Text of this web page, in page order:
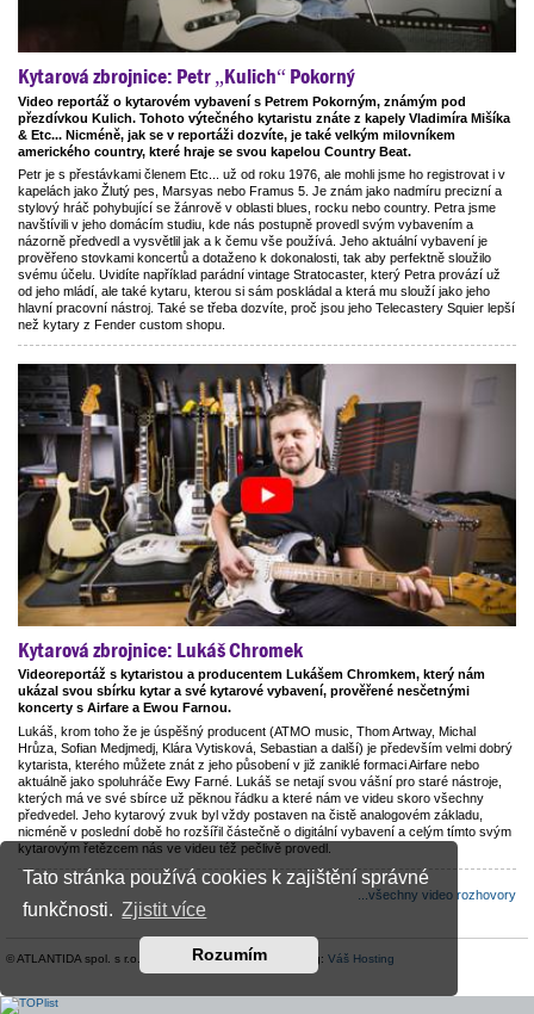
Tato stránka používá cookies k zajištění správné
funkčnosti. Zjistit více
Rozumím
Kytarová zbrojnice: Petr „Kulich“ Pokorný
Video reportáž o kytarovém vybavení s Petrem Pokorným, známým pod
přezdívkou Kulich. Tohoto výtečného kytaristu znáte z kapely Vladimíra Mišíka
& Etc... Nicméně, jak se v reportáži dozvíte, je také velkým milovníkem
amerického country, které hraje se svou kapelou Country Beat.
Petr je s přestávkami členem Etc... už od roku 1976, ale mohli jsme ho registrovat i v
kapelách jako Žlutý pes, Marsyas nebo Framus 5. Je znám jako nadmíru precizní a
stylový hráč pohybující se žánrově v oblasti blues, rocku nebo country. Petra jsme
navštívili v jeho domácím studiu, kde nás postupně provedl svým vybavením a
názorně předvedl a vysvětlil jak a k čemu vše používá. Jeho aktuální vybavení je
prověřeno stovkami koncertů a dotaženo k dokonalosti, tak aby perfektně sloužilo
svému účelu. Uvidíte například parádní vintage Stratocaster, který Petra provází už
od jeho mládí, ale také kytaru, kterou si sám poskládal a která mu slouží jako jeho
hlavní pracovní nástroj. Také se třeba dozvíte, proč jsou jeho Telecastery Squier lepší
než kytary z Fender custom shopu.
Kytarová zbrojnice: Lukáš Chromek
Videoreportáž s kytaristou a producentem Lukášem Chromkem, který nám
ukázal svou sbírku kytar a své kytarové vybavení, prověřené nesčetnými
koncerty s Airfare a Ewou Farnou.
Lukáš, krom toho že je úspěšný producent (ATMO music, Thom Artway, Michal
Hrůza, Sofian Medjmedj, Klára Vytisková, Sebastian a další) je především velmi dobrý
kytarista, kterého můžete znát z jeho působení v již zaniklé formaci Airfare nebo
aktuálně jako spoluhráče Ewy Farné. Lukáš se netají svou vášní pro staré nástroje,
kterých má ve své sbírce už pěknou řádku a které nám ve videu skoro všechny
předvedel. Jeho kytarový zvuk byl vždy postaven na čistě analogovém základu,
nicméně v poslední době ho rozšířil částečně o digitální vybavení a celým tímto svým
kytarovým řetězcem nás ve videu též pečlivě provedl.
...všechny video rozhovory
© ATLANTIDA spol. s r.o. | Kontaktní údaje| Hosting: Váš Hosting